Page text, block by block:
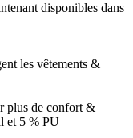
disponibles dans
les vêtements &
plus de confort &
et 5 % PU